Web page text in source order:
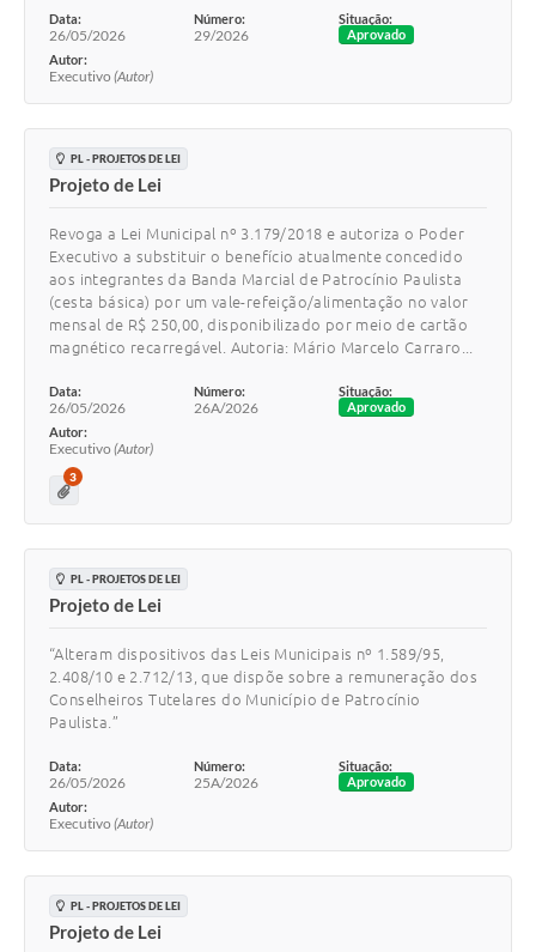
Data:
26/05/2026
Número:
29/2026
Situação:
Aprovado
Autor:
Executivo (Autor)
PL - PROJETOS DE LEI
Projeto de Lei
Revoga a Lei Municipal nº 3.179/2018 e autoriza o Poder
Executivo a substituir o benefício atualmente concedido
aos integrantes da Banda Marcial de Patrocínio Paulista
(cesta básica) por um vale-refeição/alimentação no valor
mensal de R$ 250,00, disponibilizado por meio de cartão
magnético recarregável. Autoria: Mário Marcelo Carraro...
Data:
26/05/2026
Número:
26A/2026
Situação:
Aprovado
Autor:
Executivo (Autor)
3
PL - PROJETOS DE LEI
Projeto de Lei
“Alteram dispositivos das Leis Municipais nº 1.589/95,
2.408/10 e 2.712/13, que dispõe sobre a remuneração dos
Conselheiros Tutelares do Município de Patrocínio
Paulista.”
Data:
26/05/2026
Número:
25A/2026
Situação:
Aprovado
Autor:
Executivo (Autor)
PL - PROJETOS DE LEI
Projeto de Lei